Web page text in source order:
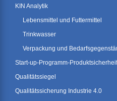
KIN Analytik
Lebensmittel und Futtermittel
Trinkwasser
Verpackung und
Start-up-Programm-Produktsicherheit
Qualitätssiegel
Qualitätssicherung Industrie 4.0